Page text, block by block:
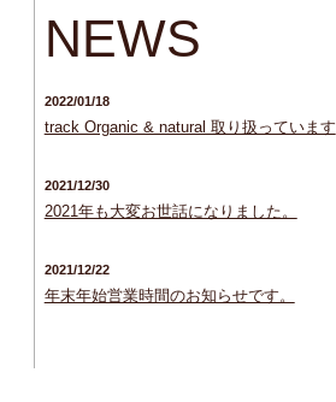
NEWS
2022/01/18
track Organic & natural 取り扱っています
2021/12/30
2021年も大変お世話になりました。
2021/12/22
年末年始営業時間のお知らせです。